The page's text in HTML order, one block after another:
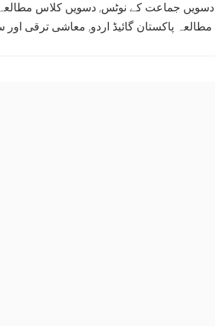
دسویں جماعت کے نوٹس, دسویں کلاس
مطالعہ پاکستان گائیڈ اردو, معاشی ترقی اور